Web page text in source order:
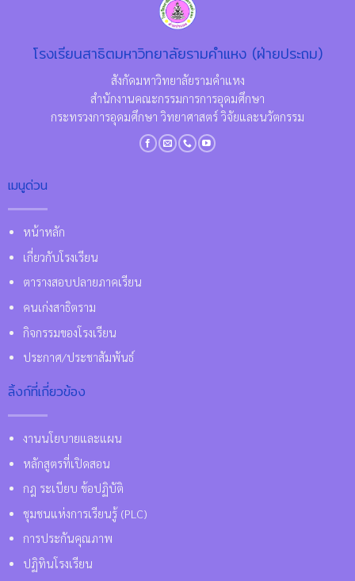
โรงเรียนสาธิตมหาวิทยาลัยรามคำแหง (ฝ่ายประถม)
สังกัดมหาวิทยาลัยรามคำแหง
สำนักงานคณะกรรมการการอุดมศึกษา
กระทรวงการอุดมศึกษา วิทยาศาสตร์ วิจัยและนวัตกรรม
เมนูด่วน
หน้าหลัก
เกี่ยวกับโรงเรียน
ตารางสอบปลายภาคเรียน
คนเก่งสาธิตราม
กิจกรรมของโรงเรียน
ประกาศ/ประชาสัมพันธ์
ลิ้งก์ที่เกี่ยวข้อง
งานนโยบายและแผน
หลักสูตรที่เปิดสอน
กฎ ระเบียบ ข้อปฏิบัติ
ชุมชนแห่งการเรียนรู้ (PLC)
การประกันคุณภาพ
ปฏิทินโรงเรียน